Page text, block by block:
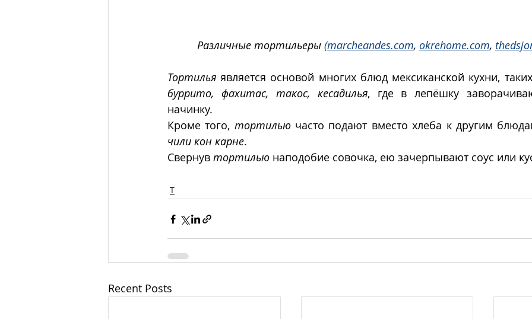
Различные тортильеры (marcheandes.com, okrehome.com,
Тортилья является основой многих блюд мексиканской кухни,
буррито, фахитас, такос, кесадилья, где в лепёшку
начинку.
Кроме того, тортилью
чили кон карне.
Свернув тортилью наподобие совочка, ею зачерпывают соус или
Т
Recent Posts